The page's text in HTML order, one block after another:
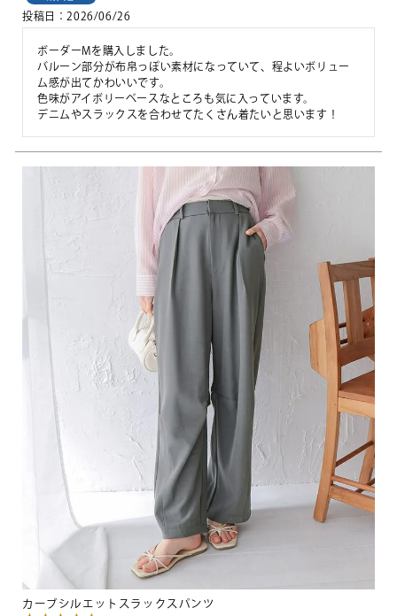
投稿日 2026/06/26
ボーダーMを購入しました。
バルーン部分が布帛っぽい素材になっていて、程よいボリュー
ム感が出てかわいいです。
色味がアイボリーベースなところも気に入っています。
デニムやスラックスを合わせてたくさん着たいと思います！
カーブシルエットスラックスパンツ